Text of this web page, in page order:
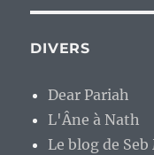
DIVERS
Dear Pariah
L'Âne à Nath
Le blog de Seb